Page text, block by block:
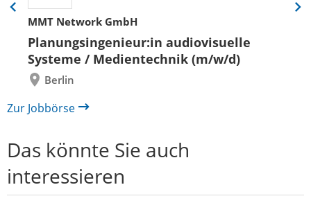
MMT Network GmbH
Planungsingenieur:in audiovisuelle
Systeme / Medientechnik (m/w/d)
Berlin
Eine
Folie
zurück
Eine
Zur Jobbörse
Das könnte Sie auch
interessieren